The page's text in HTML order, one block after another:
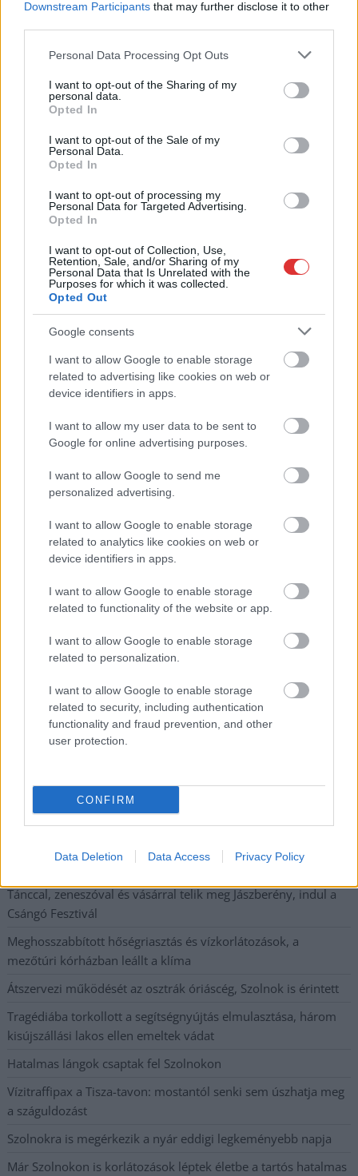
Downstream Participants that may further disclose it to other
Please note that this website/app uses one or more Google
not limited to your visit or usage behaviour. You may click to
grant or deny consent to Google and its third-party tags to
use your data for below specified purposes in below Google
consent section.
Personal Data Processing Opt Outs
I want to opt-out of the Sharing of my
personal data.
Opted In
I want to opt-out of the Sale of my
Personal Data.
Opted In
I want to opt-out of processing my
Personal Data for Targeted Advertising.
Opted In
I want to opt-out of Collection, Use,
Retention, Sale, and/or Sharing of my
Personal Data that Is Unrelated with the
Purposes for which it was collected.
Opted Out
Google consents
I want to allow Google to enable storage
related to advertising like cookies on web or
device identifiers in apps.
I want to allow my user data to be sent to
Google for online advertising purposes.
I want to allow Google to send me
personalized advertising.
I want to allow Google to enable storage
related to analytics like cookies on web or
device identifiers in apps.
I want to allow Google to enable storage
related to functionality of the website or app.
I want to allow Google to enable storage
related to personalization.
I want to allow Google to enable storage
related to security, including authentication
functionality and fraud prevention, and other
user protection.
CONFIRM
Data Deletion Data Access Privacy Policy
legkeményebb napja
A nyár eddigi egyik legnehezebb napjára készülhetnek a
szolnokiak. A hőmérséklet veszélyesen magasra emelkedik,
JNSZ megyei hírek
Adja meg keresztnevét:
Megismertem és elfogadom aGDPR-szabályzatot
Nem szeretne lemaradni semmiről? Csak egy kattintás, és hírlevelünk a
legfrissebb információkkal és exkluzív tartalmakkal hétről hétre
postaládájába érkezik!
A SZOL24 legfrissebb 24 cikke
Ilyenek eddig a tapasztalatok a vendégektől – a hőhullám
miatt ingyenes a strandolás Szolnokon
Nem biztató: a hétvégi kisebb felfrissülés után jövő héten
megint visszatér a forróság, újra rekkenő hőség jön, akár 38
Közzétették a szakértői állásfoglalást, a Fiumei úti fák
többsége szakszerűen már nem ápolható
A MÚOSZ sajtódíjának második helyét nyerte el a Borsod24 és
a Paraméter közös riportfilmje a Sajó szennyezéséről
Tánccal, zeneszóval és vásárral telik meg Jászberény, indul a
Csángó Fesztivál
Meghosszabbított hőségriasztás és vízkorlátozások, a
mezőtúri kórházban leállt a klíma
Átszervezi működését az osztrák óriáscég, Szolnok is érintett
Tragédiába torkollott a segítségnyújtás elmulasztása, három
kisújszállási lakos ellen emeltek vádat
Hatalmas lángok csaptak fel Szolnokon
Vízitraffipax a Tisza-tavon: mostantól senki sem úszhatja meg
a száguldozást
Szolnokra is megérkezik a nyár eddigi legkeményebb napja
Már Szolnokon is korlátozások léptek életbe a tartós hatalmas